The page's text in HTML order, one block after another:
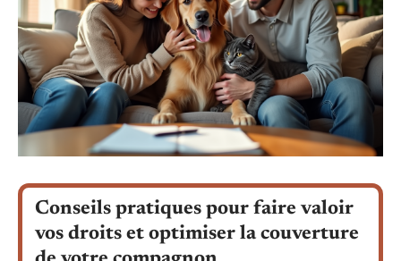
Conseils pratiques pour faire valoir
vos droits et optimiser la couverture